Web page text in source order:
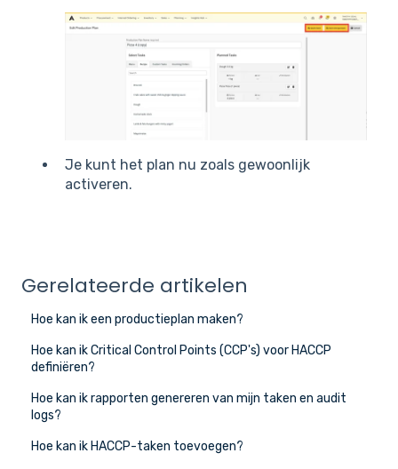
Je kunt het plan nu zoals gewoonlijk
activeren.
Gerelateerde artikelen
Hoe kan ik een productieplan maken?
Hoe kan ik Critical Control Points (CCP's) voor HACCP
definiëren?
Hoe kan ik rapporten genereren van mijn taken en audit
logs?
Hoe kan ik HACCP-taken toevoegen?